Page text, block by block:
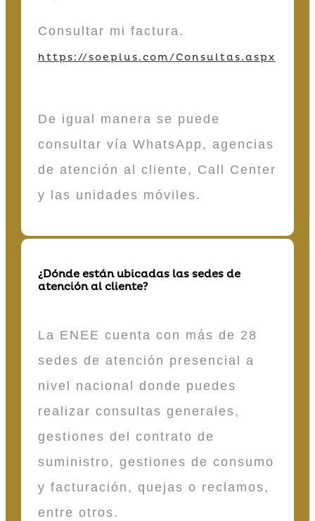
Consultar mi factura.
https://soeplus.com/Consultas.aspx
De igual manera se puede
consultar vía WhatsApp, agencias
de atención al cliente, Call Center
y las unidades móviles.
¿Dónde están ubicadas las sedes de
atención al cliente?
La ENEE cuenta con más de 28
sedes de atención presencial a
nivel nacional donde puedes
realizar consultas generales,
gestiones del contrato de
suministro, gestiones de consumo
y facturación, quejas o reclamos,
entre otros.